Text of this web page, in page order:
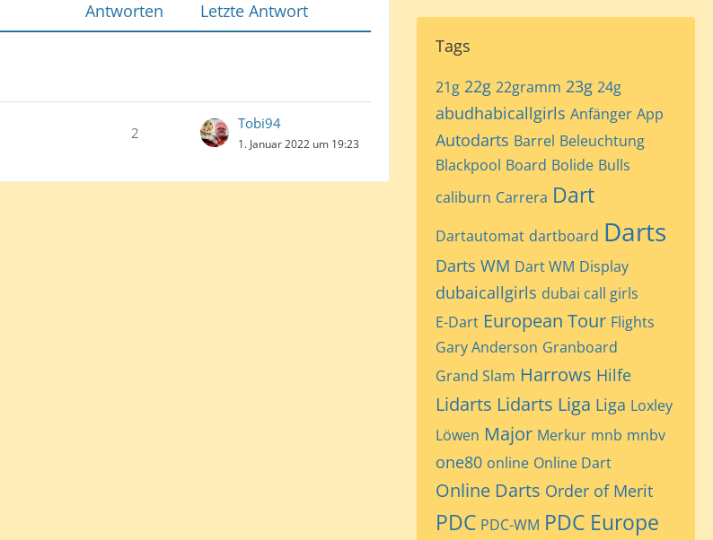
Antworten
Letzte Antwort
2
Tobi94
1. Januar 2022 um 19:23
Tags
21g 22g 22gramm 23g 24g
abudhabicallgirls Anfänger App
Autodarts Barrel Beleuchtung
Blackpool Board Bolide Bulls
caliburn Carrera Dart
Dartautomat dartboard Darts
Darts WM Dart WM Display
dubaicallgirls dubai call girls
E-Dart European Tour Flights
Gary Anderson Granboard
Grand Slam Harrows Hilfe
Lidarts Lidarts Liga Liga Loxley
Löwen Major Merkur mnb mnbv
one80 online Online Dart
Online Darts Order of Merit
PDC PDC-WM PDC Europe